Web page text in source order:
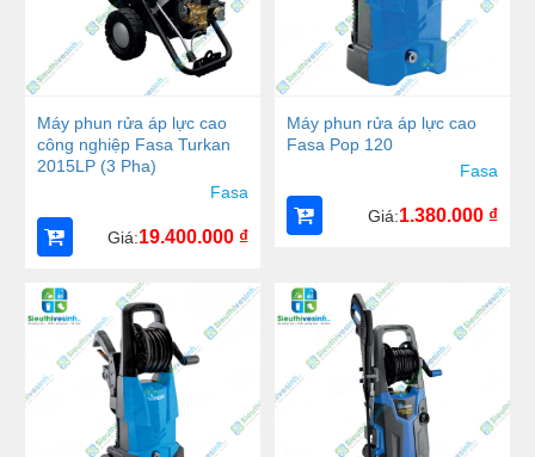
Máy phun rửa áp lực cao
công nghiệp Fasa Turkan
2015LP (3 Pha)
Fasa
Giá:19.400.000 ₫
Máy phun rửa áp lực cao
Fasa Pop 120
Fasa
Giá:1.380.000 ₫